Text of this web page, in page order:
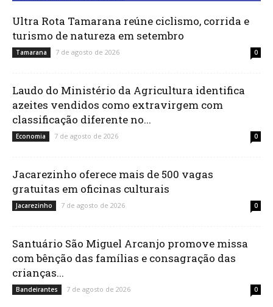
Ultra Rota Tamarana reúne ciclismo, corrida e
turismo de natureza em setembro
Tamarana 7 de agosto de 2026 0
Laudo do Ministério da Agricultura identifica
azeites vendidos como extravirgem com
classificação diferente no...
Economia 7 de agosto de 2026 0
Jacarezinho oferece mais de 500 vagas
gratuitas em oficinas culturais
Jacarezinho 7 de agosto de 2026 0
Santuário São Miguel Arcanjo promove missa
com bênção das famílias e consagração das
crianças...
Bandeirantes 7 de agosto de 2026 0